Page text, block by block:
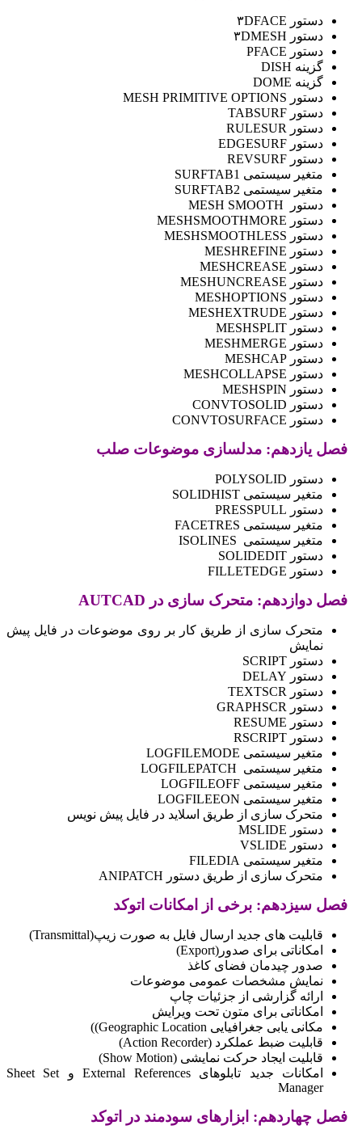
دستور ۳DFACE
دستور ۳DMESH
دستور PFACE
گزینه DISH
گزینه DOME
دستور MESH PRIMITIVE OPTIONS
دستور TABSURF
دستور RULESUR
دستور EDGESURF
دستور REVSURF
متغیر سیستمی SURFTAB1
متغیر سیستمی SURFTAB2
دستور MESH SMOOTH
دستور MESHSMOOTHMORE
دستور MESHSMOOTHLESS
دستور MESHREFINE
دستور MESHCREASE
دستور MESHUNCREASE
دستور MESHOPTIONS
دستور MESHEXTRUDE
دستور MESHSPLIT
دستور MESHMERGE
دستور MESHCAP
دستور MESHCOLLAPSE
دستور MESHSPIN
دستور CONVTOSOLID
دستور CONVTOSURFACE
فصل یازدهم: مدلسازی موضوعات صلب
دستور POLYSOLID
متغیر سیستمی SOLIDHIST
دستور PRESSPULL
متغیر سیستمی FACETRES
متغیر سیستمی ISOLINES
دستور SOLIDEDIT
دستور FILLETEDGE
فصل دوازدهم: متحرک سازی در AUTCAD
متحرک سازی از طریق کار بر روی موضوعات در فایل پیش
نمایش
دستور SCRIPT
دستور DELAY
دستور TEXTSCR
دستور GRAPHSCR
دستور RESUME
دستور RSCRIPT
متغیر سیستمی LOGFILEMODE
متغیر سیستمی LOGFILEPATCH
متغیر سیستمی LOGFILEOFF
متغیر سیستمی LOGFILEEON
متحرک سازی از طریق اسلاید در فایل پیش نویس
دستور MSLIDE
دستور VSLIDE
متغیر سیستمی FILEDIA
متحرک سازی از طریق دستور ANIPATCH
فصل سیزدهم: برخی از امکانات اتوکد
قابلیت های جدید ارسال فایل به صورت زیپ(Transmittal)
امکاناتی برای صدور(Export)
صدور چیدمان فضای کاغذ
نمایش مشخصات عمومی موضوعات
ارائه گزارشی از جزئیات چاپ
امکاناتی برای متون تحت ویرایش
مکانی یابی جغرافیایی Geographic Location))
قابلیت ضبط عملکرد (Action Recorder)
قابلیت ایجاد حرکت نمایشی (Show Motion)
امکانات جدید تابلوهای External References و Sheet Set
Manager
فصل چهاردهم: ابزارهای سودمند در اتوکد